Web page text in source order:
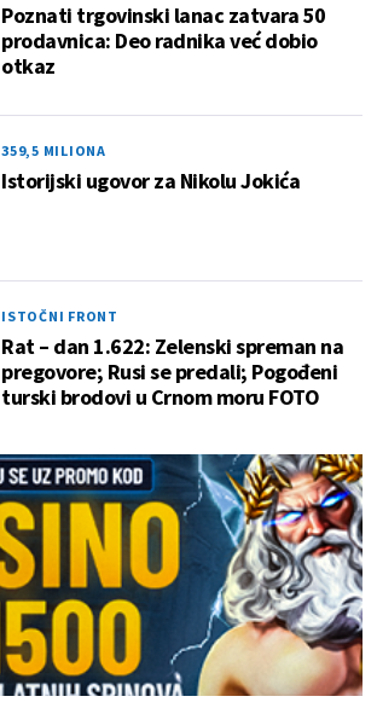
Poznati trgovinski lanac zatvara 50
prodavnica: Deo radnika već dobio
otkaz
359,5 MILIONA
Istorijski ugovor za Nikolu Jokića
ISTOČNI FRONT
Rat – dan 1.622: Zelenski spreman na
pregovore; Rusi se predali; Pogođeni
turski brodovi u Crnom moru FOTO